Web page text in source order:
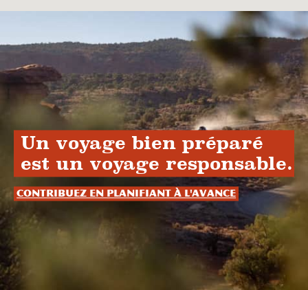
Un voyage bien préparé
est un voyage responsable.
Contribuez en planifiant à l'avance